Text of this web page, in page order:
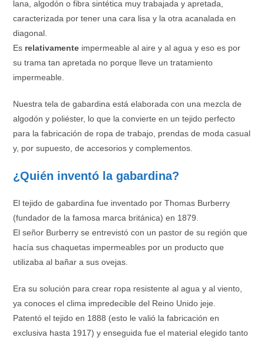
lana, algodón o fibra sintética muy trabajada y apretada,
caracterizada por tener una cara lisa y la otra acanalada en
diagonal.
Es relativamente impermeable al aire y al agua y eso es por
su trama tan apretada no porque lleve un tratamiento
impermeable.
Nuestra tela de gabardina está elaborada con una mezcla de
algodón y poliéster, lo que la convierte en un tejido perfecto
para la fabricación de ropa de trabajo, prendas de moda casual
y, por supuesto, de accesorios y complementos.
¿Quién inventó la gabardina?
El tejido de gabardina fue inventado por Thomas Burberry
(fundador de la famosa marca británica) en 1879.
El señor Burberry se entrevistó con un pastor de su región que
hacía sus chaquetas impermeables por un producto que
utilizaba al bañar a sus ovejas.
Era su solución para crear ropa resistente al agua y al viento,
ya conoces el clima impredecible del Reino Unido jeje.
Patentó el tejido en 1888 (esto le valió la fabricación en
exclusiva hasta 1917) y enseguida fue el material elegido tanto